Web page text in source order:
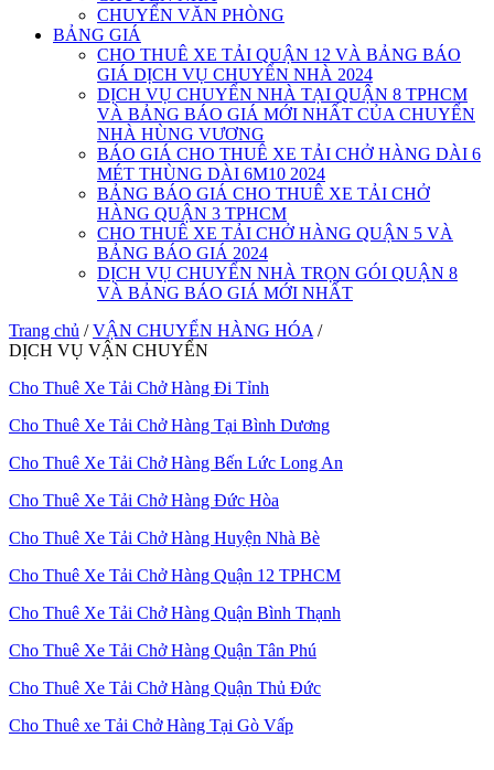
CHUYỂN VĂN PHÒNG
BẢNG GIÁ
CHO THUÊ XE TẢI QUẬN 12 VÀ BẢNG BÁO
GIÁ DỊCH VỤ CHUYỂN NHÀ 2024
DỊCH VỤ CHUYỂN NHÀ TẠI QUẬN 8 TPHCM
VÀ BẢNG BÁO GIÁ MỚI NHẤT CỦA CHUYỂN
NHÀ HÙNG VƯƠNG
BÁO GIÁ CHO THUÊ XE TẢI CHỞ HÀNG DÀI 6
MÉT THÙNG DÀI 6M10 2024
BẢNG BÁO GIÁ CHO THUÊ XE TẢI CHỞ
HÀNG QUẬN 3 TPHCM
CHO THUÊ XE TẢI CHỞ HÀNG QUẬN 5 VÀ
BẢNG BÁO GIÁ 2024
DỊCH VỤ CHUYỂN NHÀ TRỌN GÓI QUẬN 8
VÀ BẢNG BÁO GIÁ MỚI NHẤT
Trang chủ / VẬN CHUYỂN HÀNG HÓA /
DỊCH VỤ VẬN CHUYỂN
Cho Thuê Xe Tải Chở Hàng Đi Tỉnh
Cho Thuê Xe Tải Chở Hàng Tại Bình Dương
Cho Thuê Xe Tải Chở Hàng Bến Lức Long An
Cho Thuê Xe Tải Chở Hàng Đức Hòa
Cho Thuê Xe Tải Chở Hàng Huyện Nhà Bè
Cho Thuê Xe Tải Chở Hàng Quận 12 TPHCM
Cho Thuê Xe Tải Chở Hàng Quận Bình Thạnh
Cho Thuê Xe Tải Chở Hàng Quận Tân Phú
Cho Thuê Xe Tải Chở Hàng Quận Thủ Đức
Cho Thuê xe Tải Chở Hàng Tại Gò Vấp